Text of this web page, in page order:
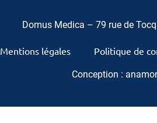
Domus Medica – 79 rue de
Mentions légales Politique de
Conception :